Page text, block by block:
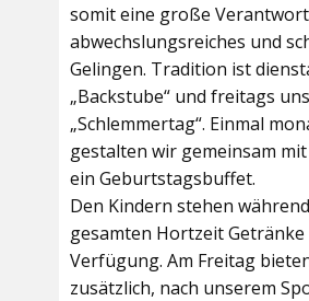
somit eine große
abwechslungsreiches und
Gelingen. Tradition ist
„Backstube“ und freitags
„Schlemmertag“. Einmal
gestalten wir gemeinsam
ein Geburtstagsbuffet.
Den Kindern stehen
gesamten Hortzeit
Verfügung. Am Freitag
zusätzlich, nach unserem